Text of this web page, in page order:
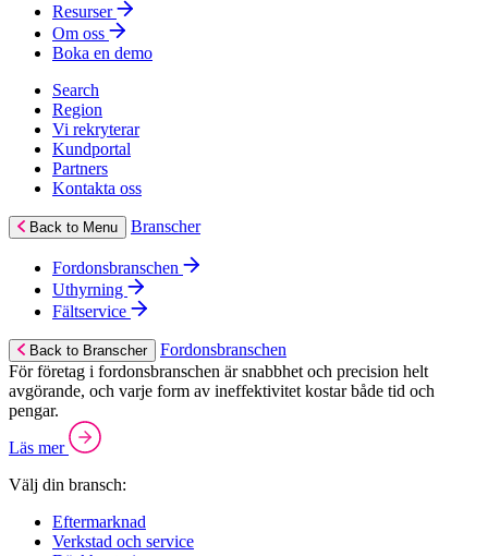
Resurser
Om oss
Boka en demo
Search
Region
Vi rekryterar
Kundportal
Partners
Kontakta oss
Back to Menu Branscher
Fordonsbranschen
Uthyrning
Fältservice
Back to Branscher
Fordonsbranschen
För företag i fordonsbranschen är snabbhet och precision helt
avgörande, och varje form av ineffektivitet kostar både tid och
pengar.
Läs mer
Välj din bransch:
Eftermarknad
Verkstad och service